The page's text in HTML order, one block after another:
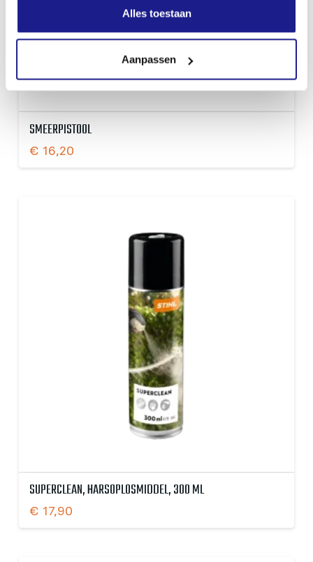
Alles toestaan
Aanpassen
SMEERPISTOOL
€ 16,20
SUPERCLEAN, HARSOPLOSMIDDEL, 300 ML
€ 17,90